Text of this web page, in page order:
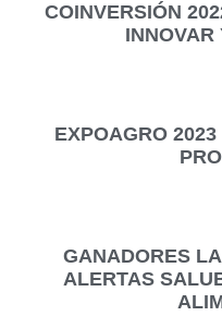
COINVERSIÓN
INNOVAR
EXPOAGRO
GANADORES
ALERTAS